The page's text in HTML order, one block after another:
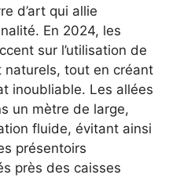
d’art qui allie
En 2024, les
sur l’utilisation de
tout en créant
inoubliable. Les allées
un mètre de large,
fluide, évitant ainsi
présentoirs
près des caisses